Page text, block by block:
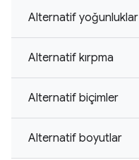
Alternatif yoğunluklar
Alternatif kırpma
Alternatif biçimler
Alternatif boyutlar